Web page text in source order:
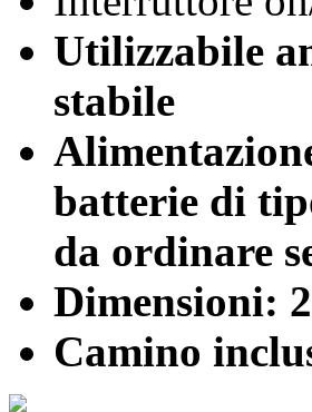
Utilizzabile
stabile
batterie di
da ordinare
Dimensioni:
Camino